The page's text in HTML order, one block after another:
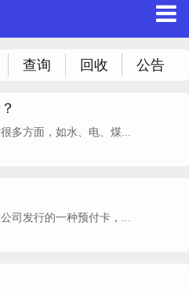
查询 回收 公告
多方面，如水、电、煤...
司发行的一种预付卡，...